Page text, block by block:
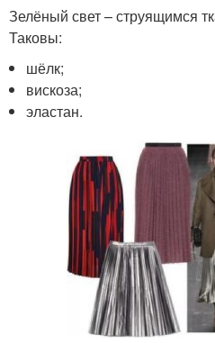
Зелёный свет – струящимся
Таковы:
шёлк;
вискоза;
эластан.